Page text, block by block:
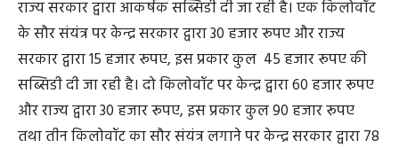
52. हमने छत्तीसगढ़ भू-राजस्व संहिता संशोधन विधेयक के
माध्यम से नियमों को सरल किया है। 5 डिसमिल से कम कृषि भूमि
की रजिस्ट्री नहीं होगी। इसका उद्देश्य अवैध प्लाटिंग और जमीन को
छोटे टुकड़ों में बांटकर बिक्री पर रोक लगाना है।